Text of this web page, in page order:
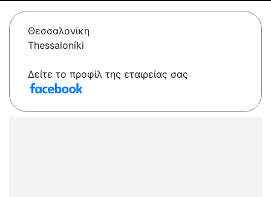
Θεσσαλονίκη
Thessaloníki
Δείτε το προφίλ της εταιρείας σας